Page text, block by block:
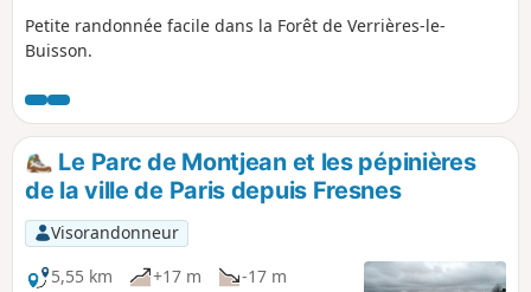
Petite randonnée facile dans la Forêt de Verrières-le-
Buisson.
Le Parc de Montjean et les pépinières
de la ville de Paris depuis Fresnes
Visorandonneur
5,55 km
+17 m -17 m